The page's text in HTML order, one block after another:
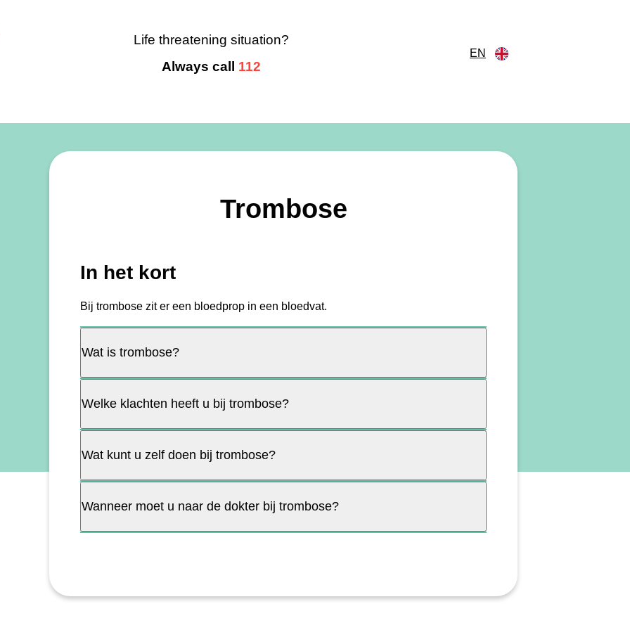
Life threatening situation?
Always call 112
EN
Trombose
In het kort
Bij trombose zit er een bloedprop in een bloedvat.
Wat is trombose?
Welke klachten heeft u bij trombose?
Wat kunt u zelf doen bij trombose?
Wanneer moet u naar de dokter bij trombose?